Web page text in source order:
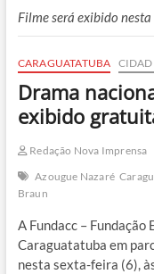
Filme será exibido
CARAGUATATUBA
Drama
exibido
Redação Nova Imprensa
Azougue Nazaré
Braun
A Fundacc –
Caraguatatuba em
nesta sexta-feira (6),